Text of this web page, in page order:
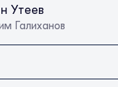
Утеев
Галиханов